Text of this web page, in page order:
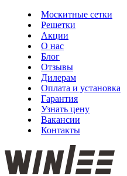
Москитные сетки
Решетки
Акции
О нас
Блог
Отзывы
Дилерам
Оплата и установка
Гарантия
Узнать цену
Вакансии
Контакты